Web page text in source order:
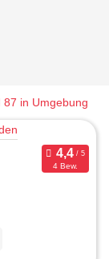
87 in Umgebung
4 Bew.